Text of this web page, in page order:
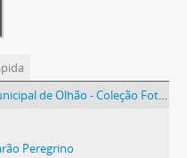
de Olhão - Coleção Fotográfica
Peregrino